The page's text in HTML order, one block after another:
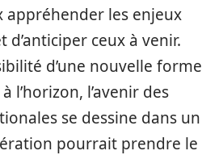
appréhender les enjeux
ceux à venir.
d’une nouvelle forme
l’horizon, l’avenir des
se dessine dans un
pourrait prendre le